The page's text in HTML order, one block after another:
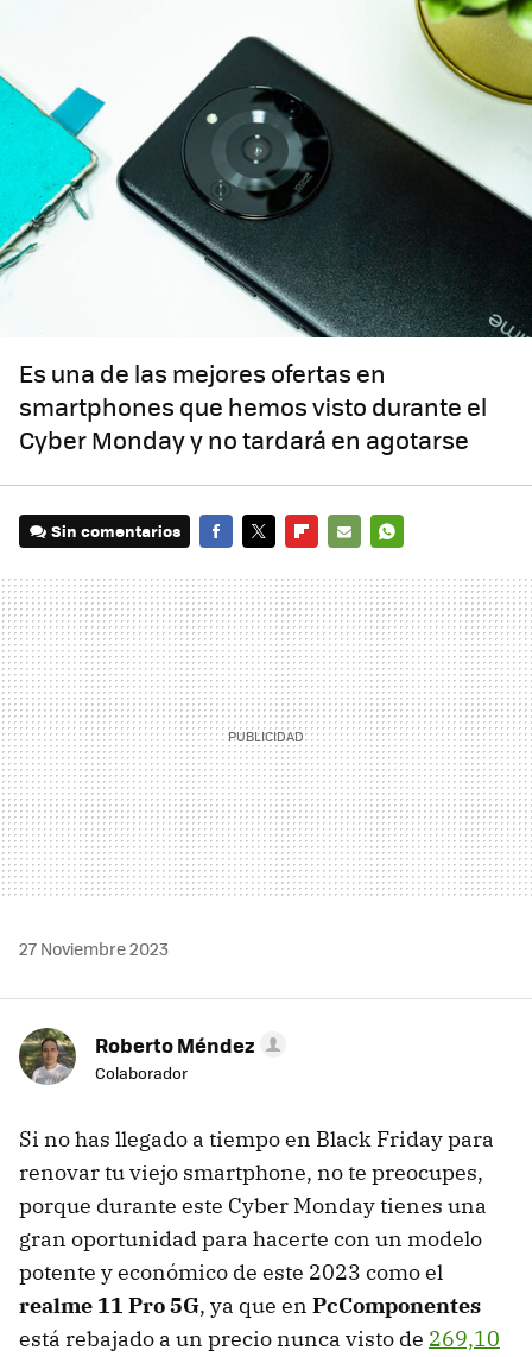
Es una de las mejores ofertas en
smartphones que hemos visto durante el
Cyber Monday y no tardará en agotarse
Sin comentarios
MAIL
27 Noviembre 2023
Roberto Méndez
Colaborador
Si no has llegado a tiempo en Black Friday para
renovar tu viejo smartphone, no te preocupes,
porque durante este Cyber Monday tienes una
gran oportunidad para hacerte con un modelo
potente y económico de este 2023 como el
realme 11 Pro 5G, ya que en PcComponentes
está rebajado a un precio nunca visto de 269,10